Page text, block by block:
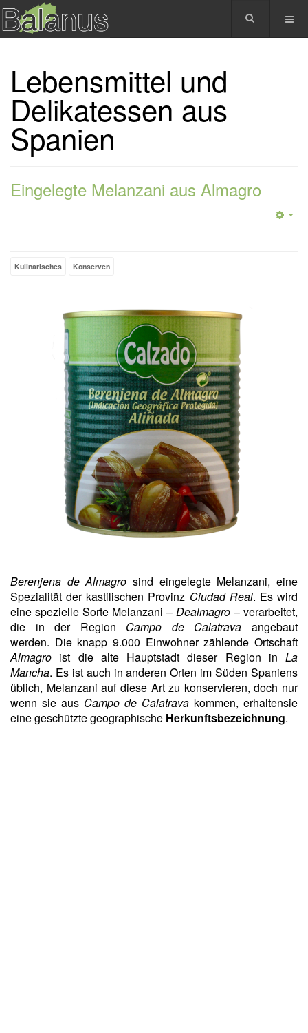
Lebensmittel und
Delikatessen aus
Spanien
Eingelegte Melanzani aus Almagro
Kulinarisches Konserven
Berenjena de Almagro sind eingelegte Melanzani, eine
Spezialität der kastilischen Provinz Ciudad Real. Es wird
eine spezielle Sorte Melanzani – Dealmagro – verarbeitet,
die in der Region Campo de Calatrava angebaut
werden. Die knapp 9.000 Einwohner zählende Ortschaft
Almagro ist die alte Hauptstadt dieser Region in La
Mancha. Es ist auch in anderen Orten im Süden Spaniens
üblich, Melanzani auf diese Art zu konservieren, doch nur
wenn sie aus Campo de Calatrava kommen, erhaltensie
eine geschützte geographische Herkunftsbezeichnung.